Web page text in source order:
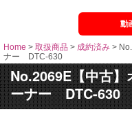
動
Home > 取扱商品 > 成約済み >
ナー DTC-630
No.2069E【中古
ーナー DTC-630